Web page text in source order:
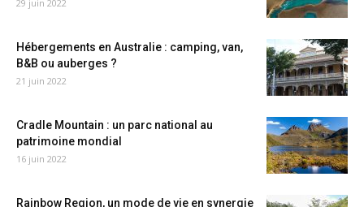
29 juin 2022
Hébergements en Australie : camping, van,
B&B ou auberges ?
21 juin 2022
Cradle Mountain : un parc national au
patrimoine mondial
16 juin 2022
Rainbow Region, un mode de vie en synergie